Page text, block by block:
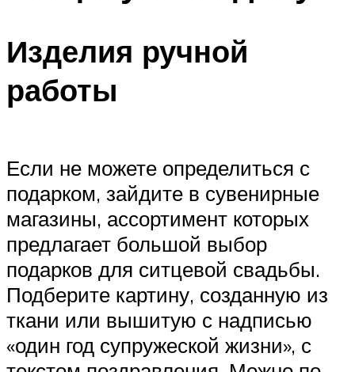
Изделия ручной
работы
Если не можете определиться с
подарком, зайдите в сувенирные
магазины, ассортимент которых
предлагает большой выбор
подарков для ситцевой свадьбы.
Подберите картину, созданную из
ткани или вышитую с надписью
«один год супружеской жизни», с